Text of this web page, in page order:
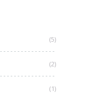
(5)
(2)
(1)